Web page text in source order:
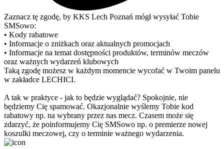
Zaznacz tę zgodę, by KKS Lech Poznań mógł wysyłać Tobie
SMSowo:
• Kody rabatowe
• Informacje o zniżkach oraz aktualnych promocjach
• Informacje na temat dostępności produktów, terminów meczów
oraz ważnych wydarzeń klubowych
Taką zgodę możesz w każdym momencie wycofać w Twoim panelu
w zakładce LECHICI.
A tak w praktyce - jak to będzie wyglądać? Spokojnie, nie
będziemy Cię spamować. Okazjonalnie wyślemy Tobie kod
rabatowy np. na wybrany przez nas mecz. Czasem może się
zdarzyć, że poinformujemy Cię SMSowo np. o premierze nowej
koszulki meczowej, czy o terminie ważnego wydarzenia.